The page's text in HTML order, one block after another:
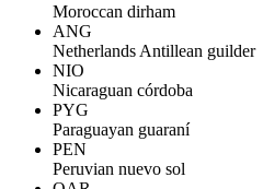
Moroccan dirham
ANG
Netherlands Antillean guilder
NIO
Nicaraguan córdoba
PYG
Paraguayan guaraní
PEN
Peruvian nuevo sol